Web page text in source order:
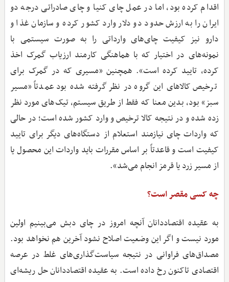
اقدام کرده بود، اما در عمل چای کنیا و چای صادراتی درجه دو
ایران را به ارزش حدود دو دلار وارد کشور کرده و سازمان غذا و
دارو نیز کیفیت چای‌های وارداتی را به صورت سیستمی با
نمونه‌های در اختیار که با هماهنگی کارمند ارزیاب گمرک اخذ
کرده، تایید کرده است». همچنین «مسیری که در گمرک برای
ترخیص کالاهای این گروه در نظر گرفته شده بود عمدتاً «مسیر
سبز» بود، بدین معنا که فقط از طریق سیستم، تیک‌های مورد نظر
زده شده و در نتیجه کالا ترخیص و وارد کشور شده است؛ در حالی
که واردات چای نیازمند استعلام از دستگاه‌های دیگر برای تایید
کیفیت است و قاعدتاً بر اساس مقررات باید واردات این محصول یا
از مسیر زرد یا قرمز انجام می‌شد».
چه کسی مقصر است؟
به عقیده اقتصاددانان آنچه امروز در چای دبش می‌بینیم اولین
مورد نیست و اگر این وضعیت اصلاح نشود آخرین هم نخواهد بود.
مصداق‌های فراوانی در نتیجه سیاست‌گذاری‌های غلط در عرصه
اقتصادی تاکنون رخ داده است. به عقیده اقتصاددانان حل ریشه‌ای